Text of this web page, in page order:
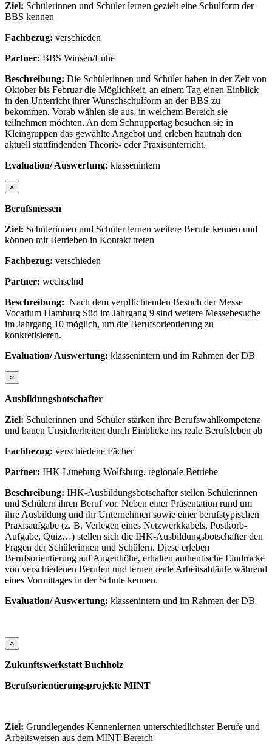
Ziel: Schülerinnen und Schüler lernen gezielt eine Schulform der
BBS kennen
Fachbezug: verschieden
Partner: BBS Winsen/Luhe
Beschreibung: Die Schülerinnen und Schüler haben in der Zeit von
Oktober bis Februar die Möglichkeit, an einem Tag einen Einblick
in den Unterricht ihrer Wunschschulform an der BBS zu
bekommen. Vorab wählen sie aus, in welchem Bereich sie
teilnehmen möchten. An dem Schnuppertag besuchen sie in
Kleingruppen das gewählte Angebot und erleben hautnah den
aktuell stattfindenden Theorie- oder Praxisunterricht.
Evaluation/ Auswertung: klassenintern
×
Berufsmessen
Ziel: Schülerinnen und Schüler lernen weitere Berufe kennen und
können mit Betrieben in Kontakt treten
Fachbezug: verschieden
Partner: wechselnd
Beschreibung: Nach dem verpflichtenden Besuch der Messe
Vocatium Hamburg Süd im Jahrgang 9 sind weitere Messebesuche
im Jahrgang 10 möglich, um die Berufsorientierung zu
konkretisieren.
Evaluation/ Auswertung: klassenintern und im Rahmen der DB
×
Ausbildungsbotschafter
Ziel: Schülerinnen und Schüler stärken ihre Berufswahlkompetenz
und bauen Unsicherheiten durch Einblicke ins reale Berufsleben ab
Fachbezug: verschiedene Fächer
Partner: IHK Lüneburg-Wolfsburg, regionale Betriebe
Beschreibung: IHK-Ausbildungsbotschafter stellen Schülerinnen
und Schülern ihren Beruf vor. Neben einer Präsentation rund um
ihre Ausbildung und ihr Unternehmen sowie einer berufstypischen
Praxisaufgabe (z. B. Verlegen eines Netzwerkkabels, Postkorb-
Aufgabe, Quiz…) stellen sich die IHK-Ausbildungsbotschafter den
Fragen der Schülerinnen und Schülern. Diese erleben
Berufsorientierung auf Augenhöhe, erhalten authentische Eindrücke
von verschiedenen Berufen und lernen reale Arbeitsabläufe während
eines Vormittages in der Schule kennen.
Evaluation/ Auswertung: klassenintern und im Rahmen der DB
×
Zukunftswerkstatt Buchholz
Berufsorientierungsprojekte MINT
Ziel: Grundlegendes Kennenlernen unterschiedlichster Berufe und
Arbeitsweisen aus dem MINT-Bereich